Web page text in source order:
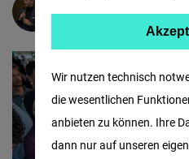
Sebastian Vagt
Wir nutzen technisch
die wesentlichen
anbieten zu können. Ihre
dann nur auf unseren
Facebook
Embed